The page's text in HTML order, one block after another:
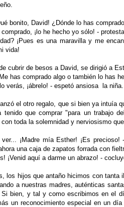
bonito, David! ¿Dónde lo has
¡lo he hecho yo sólo! -
¡Pues es una maravilla y me
vida!
cubrir de besos a David, se dirigió a
has comprado algo o también lo has
verás, ¡ábrelo! - espetó ansiosa la niña.
el otro regalo, que si bien ya intuía
tenido que comprar "para un trabajo
toda la solemnidad y nerviosismo
¡Madre mía Esther! ¡Es
una caja de zapatos forrada con
¡Venid aquí a darme un abrazo! -
los hijos que antaño hicimos con
a nuestras madres, auténticas
Si bien, y tal y como escribimos en el
un reconocimiento especial en un